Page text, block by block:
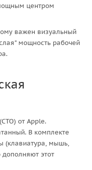
центром
важен визуальный
мощность рабочей
от Apple.
В комплекте
(клавиатура, мышь,
этот